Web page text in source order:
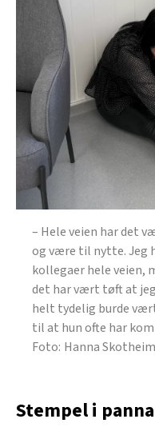
– Hele veien har det
og være til nytte. Jeg
kollegaer hele veien,
det har vært tøft at
helt tydelig burde
til at hun ofte har
Hanna Skotheim
Stempel i panna